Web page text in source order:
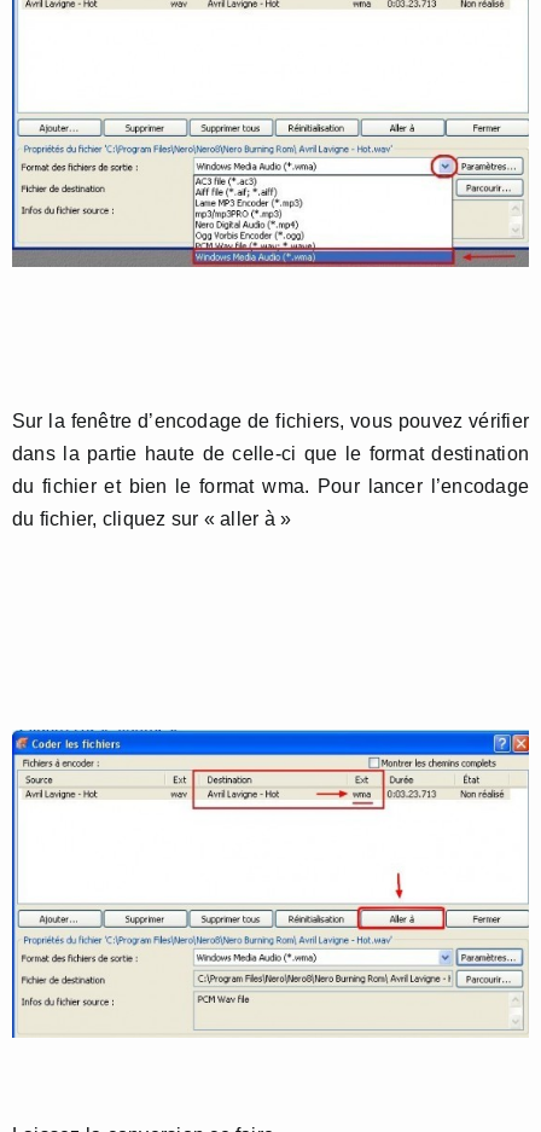
Sur la fenêtre d’encodage de fichiers, vous pouvez vérifier
dans la partie haute de celle-ci que le format destination
du fichier et bien le format wma. Pour lancer l’encodage
du fichier, cliquez sur « aller à »